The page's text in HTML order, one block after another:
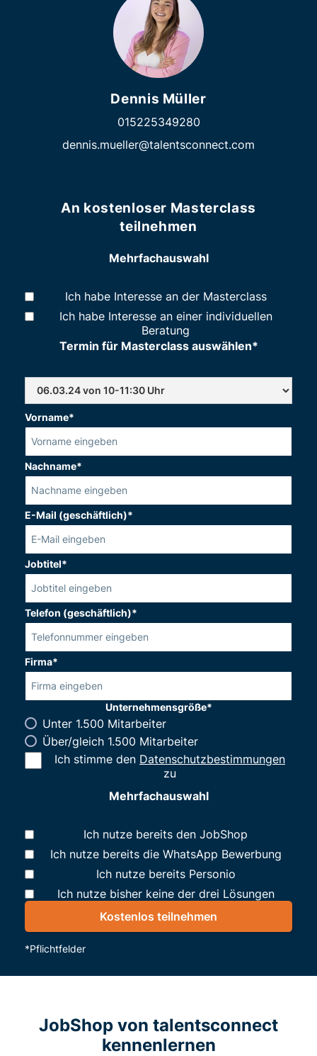
Dennis Müller
015225349280
dennis.mueller@talentsconnect.com
An kostenloser Masterclass
teilnehmen
Mehrfachauswahl
Ich habe Interesse an der Masterclass
Ich habe Interesse an einer individuellen
Beratung
Termin für Masterclass auswählen*
Vorname*
Nachname*
E-Mail (geschäftlich)*
Jobtitel*
Telefon (geschäftlich)*
Firma*
Unternehmensgröße*
Unter 1.500 Mitarbeiter
Über/gleich 1.500 Mitarbeiter
Ich stimme den Datenschutzbestimmungen
zu
Mehrfachauswahl
Ich nutze bereits den JobShop
Ich nutze bereits die WhatsApp Bewerbung
Ich nutze bereits Personio
Ich nutze bisher keine der drei Lösungen
*Pflichtfelder
JobShop von talentsconnect
kennenlernen